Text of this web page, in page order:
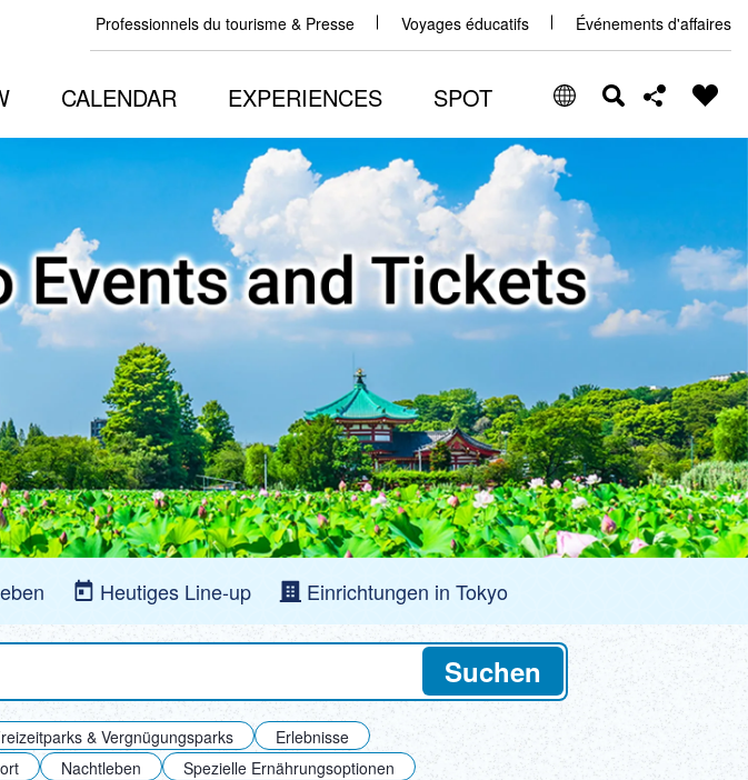
Professionnels du tourisme & Presse Voyages éducatifs Événements d'affaires
CALENDAR EXPERIENCES SPOT
Select Language
日本語
ENGLISH
中文(简体)
中文(繁體/正體)
한글
ภาษาไทย
DEUTSCH
ESPAÑOL
FRANÇAIS
Share this page
Facebook
X (Twitter)
Email
Copy URL
Heutiges Line-up Einrichtungen in Tokyo
Suchen
& Vergnügungsparks
Erlebnisse
Nachtleben
Spezielle Ernährungsoptionen